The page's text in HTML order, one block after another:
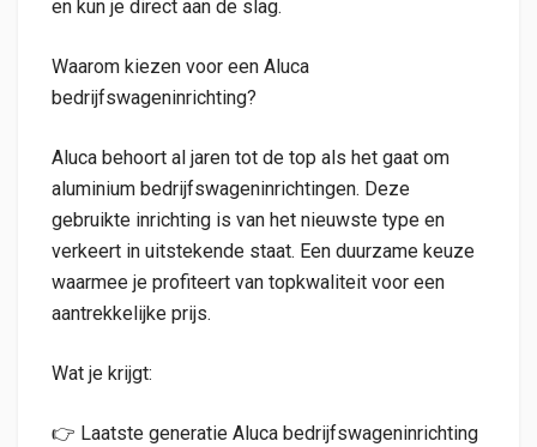
en kun je direct aan de slag.
Waarom kiezen voor een Aluca
bedrijfswageninrichting?
Aluca behoort al jaren tot de top als het gaat om
aluminium bedrijfswageninrichtingen. Deze
gebruikte inrichting is van het nieuwste type en
verkeert in uitstekende staat. Een duurzame keuze
waarmee je profiteert van topkwaliteit voor een
aantrekkelijke prijs.
Wat je krijgt:
👉 Laatste generatie Aluca bedrijfswageninrichting